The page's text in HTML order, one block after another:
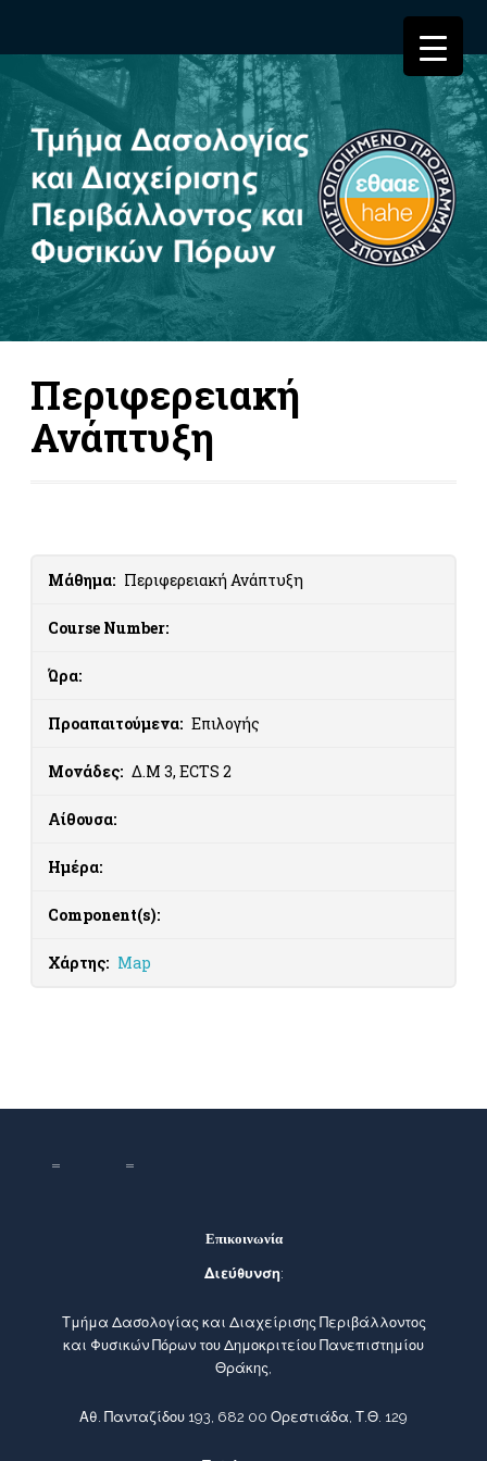
Περιφερειακή
Ανάπτυξη
Μάθημα: Περιφερειακή Ανάπτυξη
Course Number:
Ώρα:
Προαπαιτούμενα: Επιλογής
Μονάδες: Δ.Μ 3, ECTS 2
Αίθουσα:
Ημέρα:
Component(s):
Χάρτης: Map
Επικοινωνία
Διεύθυνση:
Τμήμα Δασολογίας και Διαχείρισης Περιβάλλοντος
και Φυσικών Πόρων του Δημοκριτείου Πανεπιστημίου
Θράκης,
Αθ. Πανταζίδου 193, 682 00 Ορεστιάδα, Τ.Θ. 129